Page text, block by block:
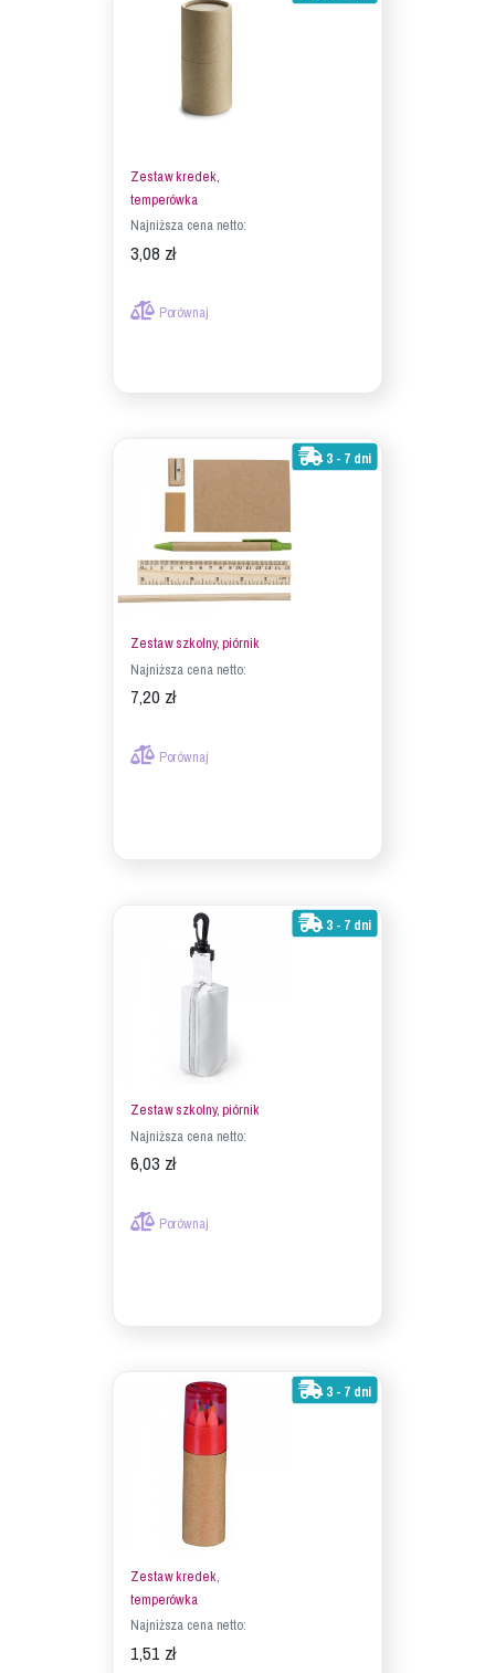
Zestaw kredek,
temperówka
Najniższa cena netto:
3,08 zł
Porównaj
3 - 7 dni
Zestaw szkolny, piórnik
Najniższa cena netto:
7,20 zł
Porównaj
3 - 7 dni
Zestaw szkolny, piórnik
Najniższa cena netto:
6,03 zł
Porównaj
3 - 7 dni
Zestaw kredek,
temperówka
Najniższa cena netto:
1,51 zł